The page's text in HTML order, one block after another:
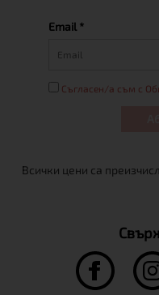
Email *
Съгласен/а съм с